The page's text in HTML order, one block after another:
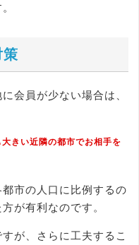
策
会員が少ない場合は、
きい近隣の都市でお相手を
市の人口に比例するの
が有利なのです。
が、さらに工夫するこ